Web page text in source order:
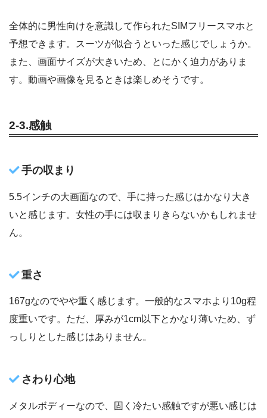
全体的に男性向けを意識して作られたSIMフリースマホと
予想できます。スーツが似合うといった感じでしょうか。
また、画面サイズが大きいため、とにかく迫力がありま
す。動画や画像を見るときは楽しめそうです。
2-3.感触
手の収まり
5.5インチの大画面なので、手に持った感じはかなり大き
いと感じます。女性の手には収まりきらないかもしれませ
ん。
重さ
167gなのでやや重く感じます。一般的なスマホより10g程
度重いです。ただ、厚みが1cm以下とかなり薄いため、ず
っしりとした感じはありません。
さわり心地
メタルボディーなので、固く冷たい感触ですが悪い感じは